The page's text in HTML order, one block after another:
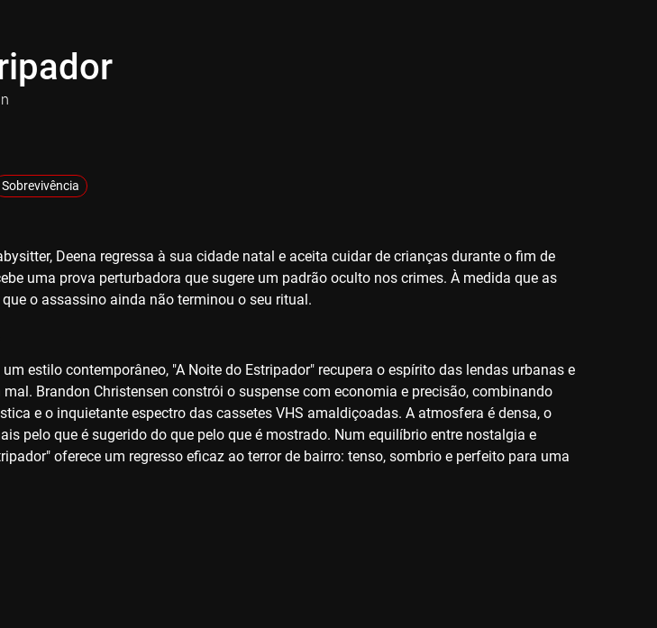
Sobrevivência
Deena regressa à sua cidade natal e aceita cuidar de crianças durante o fim de
uma prova perturbadora que sugere um padrão oculto nos crimes. À medida que as
o assassino ainda não terminou o seu ritual.
estilo contemporâneo, "A Noite do Estripador" recupera o espírito das lendas urbanas e
Brandon Christensen constrói o suspense com economia e precisão, combinando
e o inquietante espectro das cassetes VHS amaldiçoadas. A atmosfera é densa, o
pelo que é sugerido do que pelo que é mostrado. Num equilíbrio entre nostalgia e
oferece um regresso eficaz ao terror de bairro: tenso, sombrio e perfeito para uma